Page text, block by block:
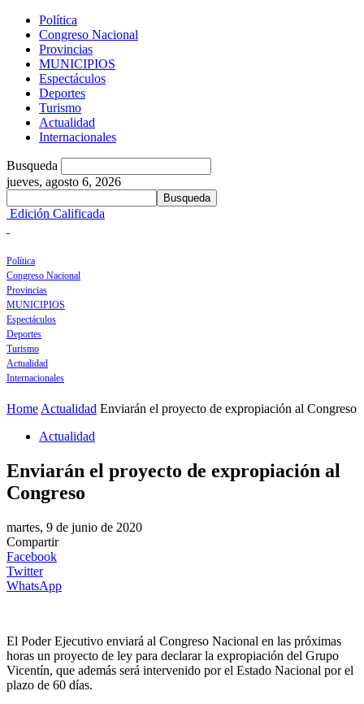
Política
Congreso Nacional
Provincias
MUNICIPIOS
Espectáculos
Deportes
Turismo
Actualidad
Internacionales
Busqueda
jueves, agosto 6, 2026
Edición Calificada
Política
Congreso Nacional
Provincias
MUNICIPIOS
Espectáculos
Deportes
Turismo
Actualidad
Internacionales
Home Actualidad Enviarán el proyecto de expropiación al Congreso
Actualidad
Enviarán el proyecto de expropiación al
Congreso
martes, 9 de junio de 2020
Compartir
Facebook
Twitter
WhatsApp
El Poder Ejecutivo enviará al Congreso Nacional en las próximas
horas un proyecto de ley para declarar la expropiación del Grupo
Vicentín, que además será intervenido por el Estado Nacional por el
plazo de 60 días.